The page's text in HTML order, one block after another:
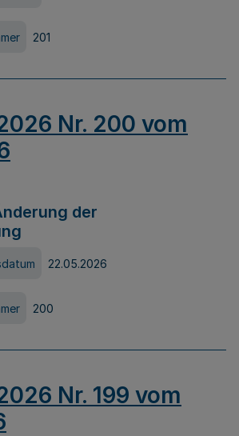
201
Nr. 200 vom
der
22.05.2026
200
Nr. 199 vom